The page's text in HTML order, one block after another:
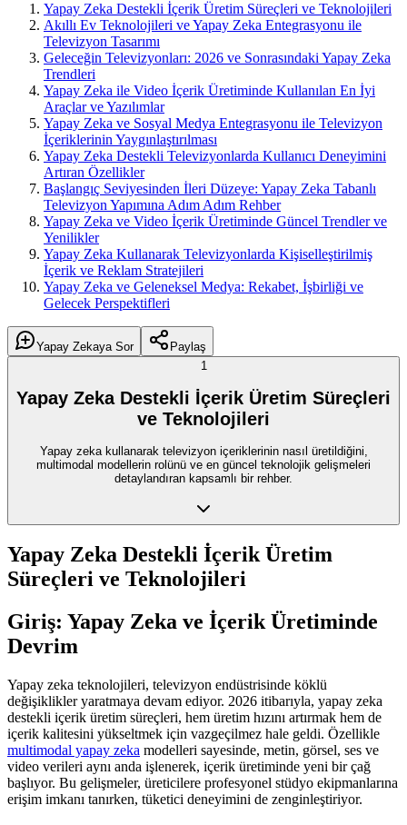
Yapay Zeka Destekli İçerik Üretim Süreçleri ve Teknolojileri
Akıllı Ev Teknolojileri ve Yapay Zeka Entegrasyonu ile
Televizyon Tasarımı
Geleceğin Televizyonları: 2026 ve Sonrasındaki Yapay Zeka
Trendleri
Yapay Zeka ile Video İçerik Üretiminde Kullanılan En İyi
Araçlar ve Yazılımlar
Yapay Zeka ve Sosyal Medya Entegrasyonu ile Televizyon
İçeriklerinin Yaygınlaştırılması
Yapay Zeka Destekli Televizyonlarda Kullanıcı Deneyimini
Artıran Özellikler
Başlangıç Seviyesinden İleri Düzeye: Yapay Zeka Tabanlı
Televizyon Yapımına Adım Adım Rehber
Yapay Zeka ve Video İçerik Üretiminde Güncel Trendler ve
Yenilikler
Yapay Zeka Kullanarak Televizyonlarda Kişiselleştirilmiş
İçerik ve Reklam Stratejileri
Yapay Zeka ve Geleneksel Medya: Rekabet, İşbirliği ve
Gelecek Perspektifleri
Yapay Zekaya Sor
Paylaş
1
Yapay Zeka Destekli İçerik Üretim Süreçleri
ve Teknolojileri
Yapay zeka kullanarak televizyon içeriklerinin nasıl üretildiğini,
multimodal modellerin rolünü ve en güncel teknolojik gelişmeleri
detaylandıran kapsamlı bir rehber.
Yapay Zeka Destekli İçerik Üretim
Süreçleri ve Teknolojileri
Giriş: Yapay Zeka ve İçerik Üretiminde
Devrim
Yapay zeka teknolojileri, televizyon endüstrisinde köklü
değişiklikler yaratmaya devam ediyor. 2026 itibarıyla, yapay zeka
destekli içerik üretim süreçleri, hem üretim hızını artırmak hem de
içerik kalitesini yükseltmek için vazgeçilmez hale geldi. Özellikle
multimodal yapay zeka modelleri sayesinde, metin, görsel, ses ve
video verileri aynı anda işlenerek, içerik üretiminde yeni bir çağ
başlıyor. Bu gelişmeler, üreticilere profesyonel stüdyo ekipmanlarına
erişim imkanı tanırken, tüketici deneyimini de zenginleştiriyor.